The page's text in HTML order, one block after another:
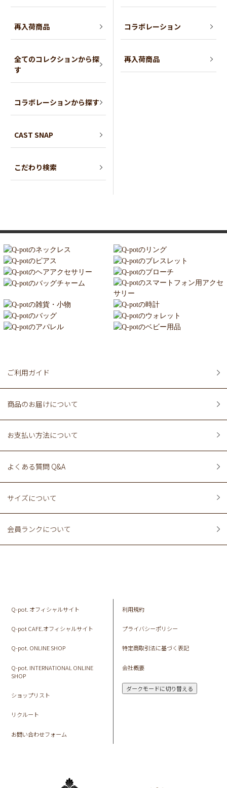
再入荷商品
全てのコレクションから探
す
コラボレーションから探す
CAST SNAP
こだわり検索
コラボレーション
再入荷商品
ご利用ガイド
商品のお届けについて
お支払い方法について
よくある質問 Q&A
サイズについて
会員ランクについて
Q-pot. オフィシャルサイト
Q-pot CAFE.オフィシャルサイト
Q-pot. ONLINE SHOP
Q-pot. INTERNATIONAL ONLINE
SHOP
ショップリスト
リクルート
お問い合わせフォーム
利用規約
プライバシーポリシー
特定商取引法に基づく表記
会社概要
ダークモードに切り替える